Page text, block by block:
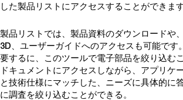
した製品リストにアクセスすることができます
製品リストでは、製品資料のダウンロードや
3D、ユーザーガイドへのアクセスも可能です。
要するに、このツールで電子部品を絞り込む
ドキュメントにアクセスしながら、アプリケ
と技術仕様にマッチした、ニーズに具体的に
に調査を絞り込むことができる。